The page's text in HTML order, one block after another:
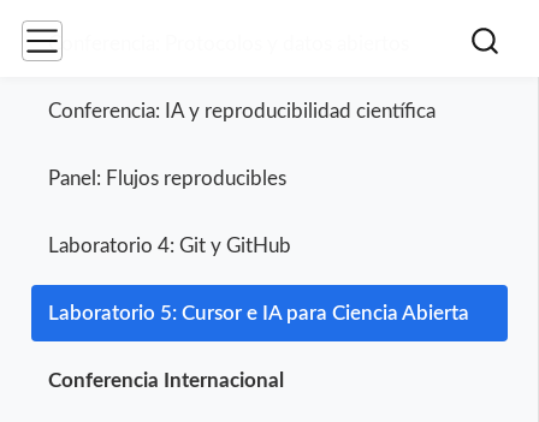
Conferencia: Protocolos y datos abiertos
Conferencia: IA y reproducibilidad científica
Panel: Flujos reproducibles
Laboratorio 4: Git y GitHub
Laboratorio 5: Cursor e IA para Ciencia Abierta
Conferencia Internacional